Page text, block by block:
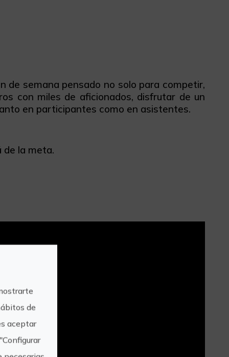
de semana pensado no solo para competir,
con miles de aficionados, disfrutar de un
en participantes como en asistentes.
de la meta.
de
aceptar